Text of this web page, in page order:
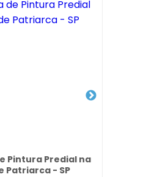
Pintura Predial na
Patriarca - SP